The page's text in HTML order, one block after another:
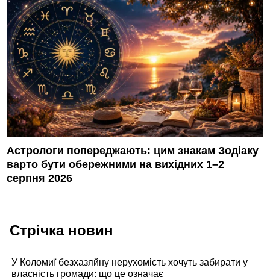
Астрологи попереджають: цим знакам Зодіаку
варто бути обережними на вихідних 1–2
серпня 2026
Стрічка новин
У Коломиї безхазяйну нерухомість хочуть забирати у
власність громади: що це означає